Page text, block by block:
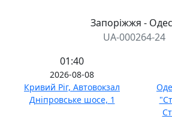
Запоріжжя -
UA-000264-24
01:40
2026-08-08
Кривий Ріг, Автовокзал
Дніпровське шосе, 1